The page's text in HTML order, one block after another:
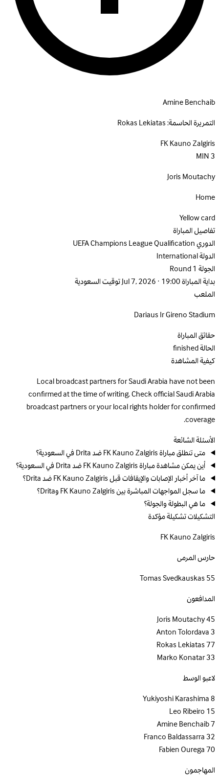
Amine Benchaib
التمريرة الحاسمة:Rokas Lekiatas
FK Kauno Zalgiris
3
MIN
Joris Moutachy
Home
Yellow card
تفاصيل المباراة
الدوريUEFA Champions League Qualification
الدولةInternational
الجولة Round 1
بداية المباراةJul 7, 2026 · 19:00 توقيت السعودية
الملعب
Dariaus Ir Gireno Stadium
حقائق المباراة
الحالةfinished
كيفية المشاهدة
Local broadcast partners for Saudi Arabia have not been
confirmed at the time of writing. Check official Saudi Arabia
broadcast partners or your local rights holder for confirmed
coverage.
الأسئلة الشائعة
متى تنطلق مباراة FK Kauno Zalgiris ضد Drita في السعودية؟
أين يمكن مشاهدة مباراة FK Kauno Zalgiris ضد Drita في السعودية؟
ما آخر أخبار الإصابات والإيقافات قبل FK Kauno Zalgiris ضد Drita؟
ما سجل المواجهات المباشرة بين FK Kauno Zalgiris وDrita؟
ما هي البطولة والجولة؟
التشكيلاتتشكيلة مؤكدة
FK Kauno Zalgiris
حارس المرمى
55
Tomas Svedkauskas
المدافعون
45
Joris Moutachy
3
Anton Tolordava
77
Rokas Lekiatas
33
Marko Konatar
لاعبو الوسط
8
Yukiyoshi Karashima
15
Leo Ribeiro
7
Amine Benchaib
32
Franco Baldassarra
70
Fabien Ourega
المهاجمون